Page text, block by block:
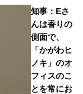
知事：Eさ
んは香りの
側面で、
「かがわヒ
ノキ」のオ
フィスのこ
とを常にお